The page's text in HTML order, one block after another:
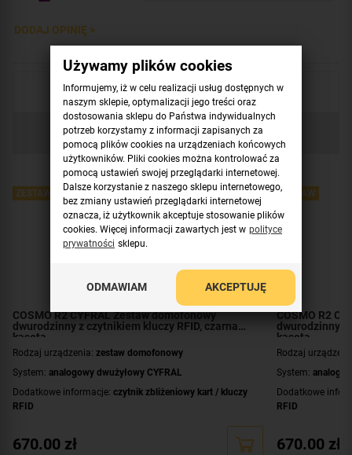
DODAJ OPINIĘ >
Produkty uzupełniające
Sprawdź również
COSMO R2 CYFRAL Zestaw domofonowy
dwurodzinny z czytnikiem kluczy RFID, czarna
kaseta
ZESTAW
Rodzaj urządzenia: zestaw domofonowy
System: analogowy dwużyłowy CYFRAL
Dodatkowe informacje: czytnik zbliżeniowy kart / kluczy
RFID
Montaż:natynkowy
670.00 zł
COSMO R2
dwurodzinny z
kaseta
ZESTAW
Rodzaj
System:
Dodatkowe
RFID
Montaż:
670.00 zł
Używamy plików cookies
Informujemy, iż w celu realizacji usług dostępnych w
naszym sklepie, optymalizacji jego treści oraz
dostosowania sklepu do Państwa indywidualnych
potrzeb korzystamy z informacji zapisanych za
pomocą plików cookies na urządzeniach końcowych
użytkowników. Pliki cookies można kontrolować za
pomocą ustawień swojej przeglądarki internetowej.
Dalsze korzystanie z naszego sklepu internetowego,
bez zmiany ustawień przeglądarki internetowej
oznacza, iż użytkownik akceptuje stosowanie plików
cookies. Więcej informacji zawartych jest w polityce
prywatności sklepu.
ODMAWIAM AKCEPTUJĘ